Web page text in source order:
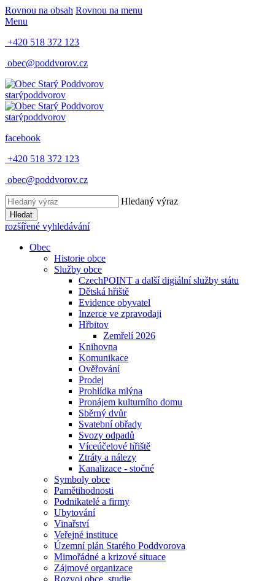
Rovnou na obsah Rovnou na menu
Menu
+420 518 372 123
obec@poddvorov.cz
starýpoddvorov
starýpoddvorov
facebook
+420 518 372 123
obec@poddvorov.cz
Hledaný výraz
Hledat
rozšířené vyhledávání
Obec
Historie obce
Služby obce
CzechPOINT a další digiální služby státu
Dětská hřiště
Evidence obyvatel
Inzerce ve zpravodaji
Hřbitov
Zemřelí 2026
Knihovna
Komunikace
Ověřování
Prodej
Prohlídka mlýna
Pronájem kulturního domu
Sběrný dvůr
Svatební obřady
Svozy odpadů
Víceúčelové hřiště
Ztráty a nálezy
Kanalizace - stočné
Symboly obce
Pamětihodnosti
Podnikatelé a firmy
Ubytování
Vinařství
Veřejné instituce
Územní plán Starého Poddvorova
Mimořádné a krizové situace
Zájmové organizace
Rozvoj obce, studie